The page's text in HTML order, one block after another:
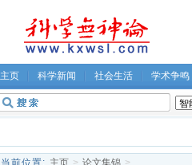
主页 科学新闻 社会生活 学术争鸣
无神论坛
当前位置: 主页 > 论文集锦 >